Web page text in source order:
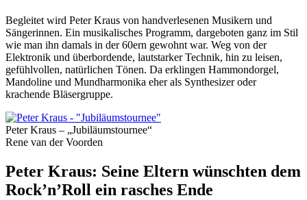
Begleitet wird Peter Kraus von handverlesenen Musikern und
Sängerinnen. Ein musikalisches Programm, dargeboten ganz im Stil
wie man ihn damals in der 60ern gewohnt war. Weg von der
Elektronik und überbordende, lautstarker Technik, hin zu leisen,
gefühlvollen, natürlichen Tönen. Da erklingen Hammondorgel,
Mandoline und Mundharmonika eher als Synthesizer oder
krachende Bläsergruppe.
Peter Kraus – „Jubiläumstournee“
Rene van der Voorden
Peter Kraus: Seine Eltern wünschten dem
Rock’n’Roll ein rasches Ende